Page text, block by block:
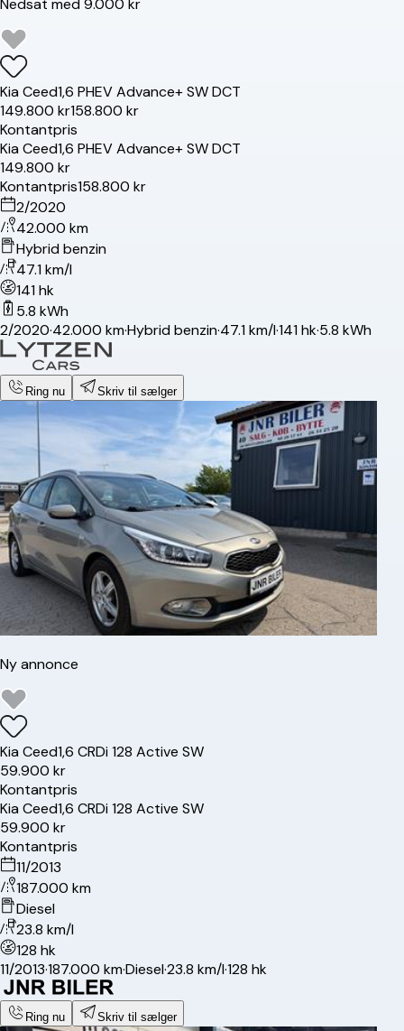
Nedsat med 9.000 kr
KiaCeed1,6 PHEV Advance+ SW DCT
149.800 kr158.800 kr
Kontantpris
KiaCeed1,6 PHEV Advance+ SW DCT
149.800 kr
Kontantpris158.800 kr
2/2020
42.000 km
Hybrid benzin
47.1 km/l
141 hk
5.8 kWh
2/2020·42.000 km·Hybrid benzin·47.1 km/l·141 hk·5.8 kWh
Ring nu Skriv til sælger
Ny annonce
KiaCeed1,6 CRDi 128 Active SW
59.900 kr
Kontantpris
KiaCeed1,6 CRDi 128 Active SW
59.900 kr
Kontantpris
11/2013
187.000 km
Diesel
23.8 km/l
128 hk
11/2013·187.000 km·Diesel·23.8 km/l·128 hk
Ring nu Skriv til sælger